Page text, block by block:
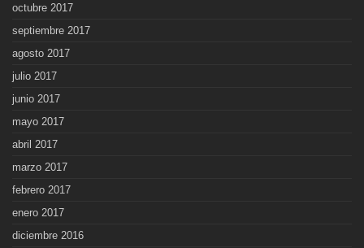
octubre 2017
septiembre 2017
agosto 2017
julio 2017
junio 2017
mayo 2017
abril 2017
marzo 2017
febrero 2017
enero 2017
diciembre 2016